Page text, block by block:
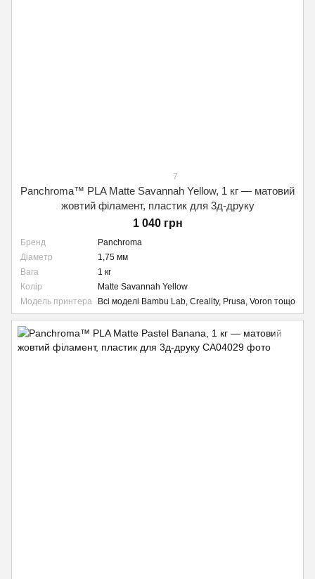
7
Panchroma™ PLA Matte Savannah Yellow, 1 кг — матовий
жовтий філамент, пластик для 3д-друку
1 040 грн
Бренд
Panchroma
Діаметр
1,75 мм
Вага
1 кг
Колір
Matte Savannah Yellow
Модель принтера
Всі моделі Bambu Lab, Creality, Prusa, Voron тощо